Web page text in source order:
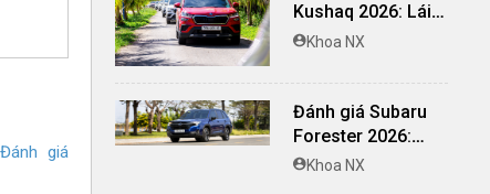
Đánh giá
Kushaq 2026: Lái
thú vị, nhiều tiện
tranh
Khoa NX
Đánh giá Subaru
Forester 2026:
Mạnh mẽ, êm ái đi
Khoa NX